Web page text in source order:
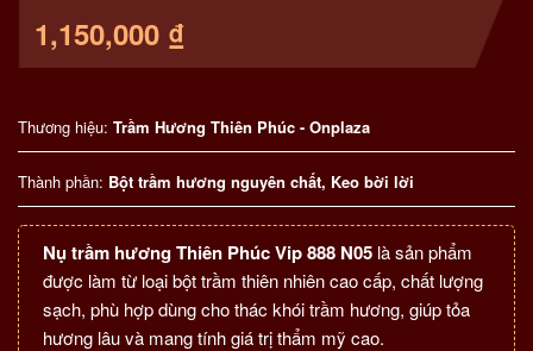
1,150,000 ₫
Thương hiệu: Trầm Hương Thiên Phúc - Onplaza
Thành phần: Bột trầm hương nguyên chất, Keo bời lời
Nụ trầm hương Thiên Phúc Vip 888 N05 là sản phẩm
được làm từ loại bột trầm thiên nhiên cao cấp, chất lượng
sạch, phù hợp dùng cho thác khói trầm hương, giúp tỏa
hương lâu và mang tính giá trị thẩm mỹ cao.